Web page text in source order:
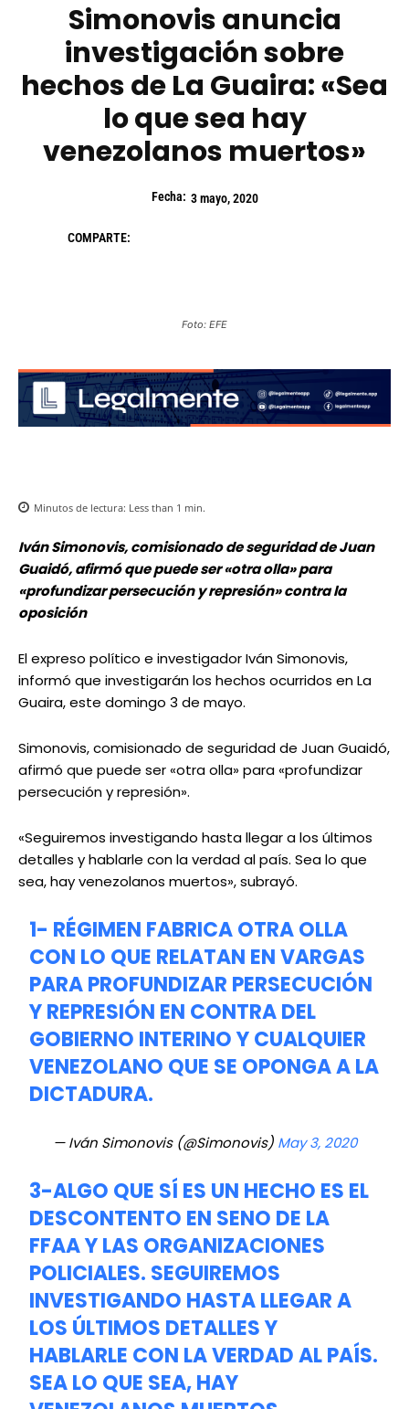
Simonovis anuncia
investigación sobre
hechos de La Guaira: «Sea
lo que sea hay
venezolanos muertos»
Fecha: 3 mayo, 2020
COMPARTE:
Foto: EFE
Minutos de lectura: Less than 1 min.
Iván Simonovis, comisionado de seguridad de Juan
Guaidó, afirmó que puede ser «otra olla» para
«profundizar persecución y represión» contra la
oposición
El expreso político e investigador Iván Simonovis,
informó que investigarán los hechos ocurridos en La
Guaira, este domingo 3 de mayo.
Simonovis, comisionado de seguridad de Juan Guaidó,
afirmó que puede ser «otra olla» para «profundizar
persecución y represión».
«Seguiremos investigando hasta llegar a los últimos
detalles y hablarle con la verdad al país. Sea lo que
sea, hay venezolanos muertos», subrayó.
1- RÉGIMEN FABRICA OTRA OLLA
CON LO QUE RELATAN EN VARGAS
PARA PROFUNDIZAR PERSECUCIÓN
Y REPRESIÓN EN CONTRA DEL
GOBIERNO INTERINO Y CUALQUIER
VENEZOLANO QUE SE OPONGA A LA
DICTADURA.
— Iván Simonovis (@Simonovis) May 3, 2020
3-ALGO QUE SÍ ES UN HECHO ES EL
DESCONTENTO EN SENO DE LA
FFAA Y LAS ORGANIZACIONES
POLICIALES. SEGUIREMOS
INVESTIGANDO HASTA LLEGAR A
LOS ÚLTIMOS DETALLES Y
HABLARLE CON LA VERDAD AL PAÍS.
SEA LO QUE SEA, HAY